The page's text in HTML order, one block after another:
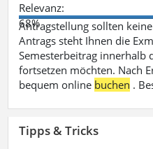
Relevanz:
68%
Antragstellung sollten
Antrags steht Ihnen die
Semesterbeitrag
fortsetzen möchten. Nach
bequem online buchen .
Tipps & Tricks